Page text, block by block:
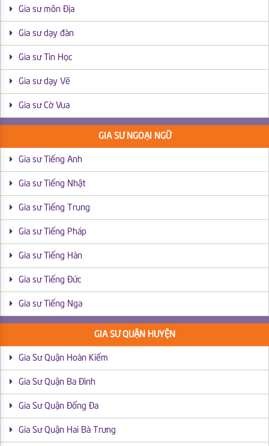
Gia sư môn Địa
Gia sư dạy đàn
Gia sư Tin Học
Gia sư dạy Vẽ
Gia sư Cờ Vua
GIA SƯ NGOẠI NGỮ
Gia sư Tiếng Anh
Gia sư Tiếng Nhật
Gia sư Tiếng Trung
Gia sư Tiếng Pháp
Gia sư Tiếng Hàn
Gia sư Tiếng Đức
Gia sư Tiếng Nga
GIA SƯ QUẬN HUYỆN
Gia Sư Quận Hoàn Kiếm
Gia Sư Quận Ba Đình
Gia Sư Quận Đống Đa
Gia Sư Quận Hai Bà Trưng